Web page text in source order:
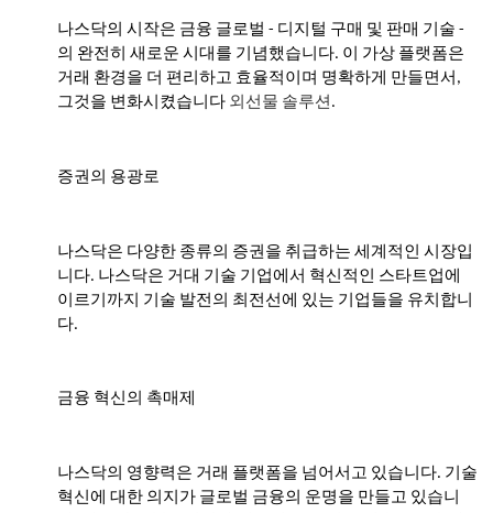
나스닥의 시작은 금융 글로벌 - 디지털 구매 및 판매 기술 -
의 완전히 새로운 시대를 기념했습니다. 이 가상 플랫폼은
거래 환경을 더 편리하고 효율적이며 명확하게 만들면서,
그것을 변화시켰습니다 외선물 솔루션 .
증권의 용광로
나스닥은 다양한 종류의 증권을 취급하는 세계적인 시장입
니다. 나스닥은 거대 기술 기업에서 혁신적인 스타트업에
이르기까지 기술 발전의 최전선에 있는 기업들을 유치합니
다.
금융 혁신의 촉매제
나스닥의 영향력은 거래 플랫폼을 넘어서고 있습니다. 기술
혁신에 대한 의지가 글로벌 금융의 운명을 만들고 있습니
Anslagstavlan